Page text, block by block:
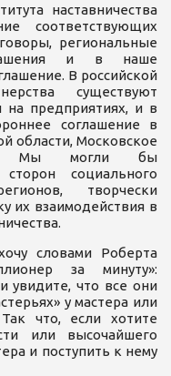
наставничества
соответствующих
региональные
и в наше
В российской
существуют
предприятиях, и в
соглашение в
области, Московское
Мы могли бы
сторон социального
творчески
их взаимодействия в
словами Роберта
за минуту»:
увидите, что все они
у мастера или
что, если хотите
или высочайшего
и поступить к нему